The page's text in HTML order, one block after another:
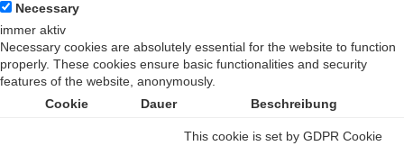
Necessary
immer aktiv
Necessary cookies are absolutely essential for the website to function
properly. These cookies ensure basic functionalities and security
features of the website, anonymously.
Cookie
Dauer Beschreibung
This cookie is set by GDPR Cookie